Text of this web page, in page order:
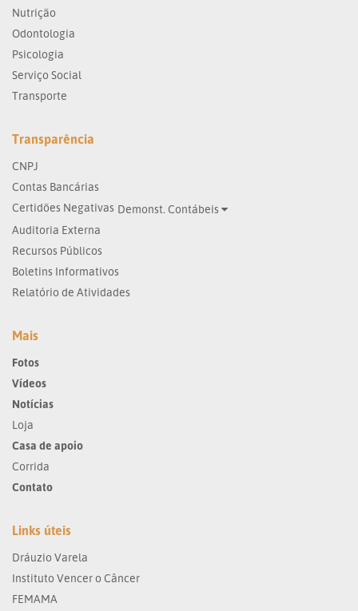
Nutrição
Odontologia
Psicologia
Serviço Social
Transporte
Transparência
CNPJ
Contas Bancárias
Certidões Negativas Demonst. Contábeis
Auditoria Externa
Recursos Públicos
Boletins Informativos
Relatório de Atividades
Mais
Fotos
Vídeos
Notícias
Loja
Casa de apoio
Corrida
Contato
Links úteis
Dráuzio Varela
Instituto Vencer o Câncer
FEMAMA